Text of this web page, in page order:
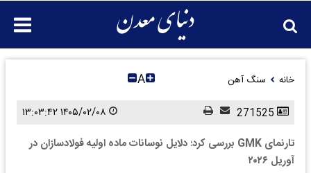
خانه سنگ آهن A
تارنمای GMK بررسی کرد؛ دلایل نوسانات ماده اولیه فولادسازان در
آوریل ۲۰۲۶